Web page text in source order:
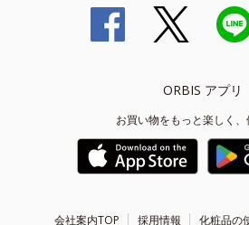
ORBIS アプリ
お買い物をもっと楽しく、
会社案内TOP 採用情報 化粧品の